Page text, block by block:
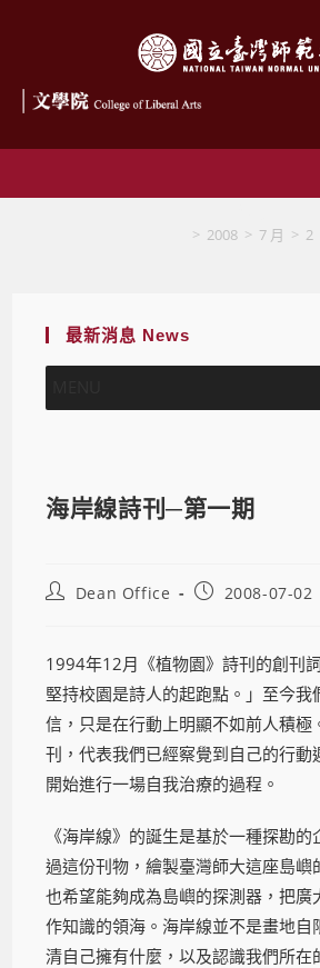
> 2008 > 7 月 > 2
最新消息 News
海岸線詩刊─第一期
Dean Office 2008-07-02
1994年12月《植物園》詩刊的創刊
堅持校園是詩人的起跑點。」至今我
信，只是在行動上明顯不如前人積極
刊，代表我們已經察覺到自己的行動
開始進行一場自我治療的過程。
《海岸線》的誕生是基於一種探勘
過這份刊物，繪製臺灣師大這座島嶼
也希望能夠成為島嶼的探測器，把廣
作知識的領海。海岸線並不是畫地自
清自己擁有什麼，以及認識我們所在